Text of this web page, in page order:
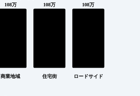
108万
商業地域
108万
住宅街
108万
ロードサイド